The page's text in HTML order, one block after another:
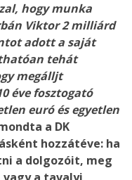
hogy munka
Viktor 2 milliárd
adott a saját
tehát
megálljt
éve fosztogató
euró és egyetlen
a DK
hozzátéve: ha
a dolgozóit, meg